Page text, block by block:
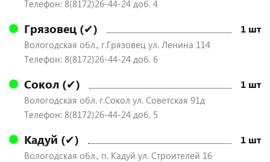
Телефон: 8(8172)26-44-24 доб. 4
Грязовец (✔) 1 шт
Вологодская обл., г.Грязовец ул. Ленина 114
Телефон: 8(8172)26-44-24 доб. 6
Сокол (✔) 1 шт
Вологодская обл. г.Сокол ул. Советская 91д
Телефон: 8(8172)26-44-24 доб. 5
Кадуй (✔) 1 шт
Вологодская обл., п. Кадуй ул. Строителей 16